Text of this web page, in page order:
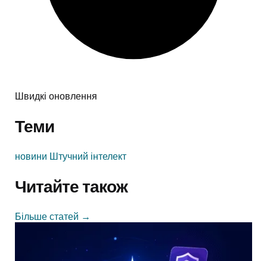
Швидкі оновлення
Теми
новини Штучний інтелект
Читайте також
Більше статей →